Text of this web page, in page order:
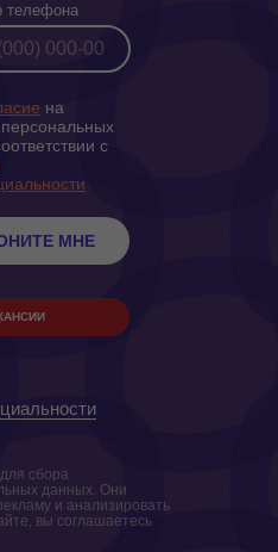
телефона
на
с
МНЕ
сбора
данных. Они
и анализировать
вы соглашаетесь